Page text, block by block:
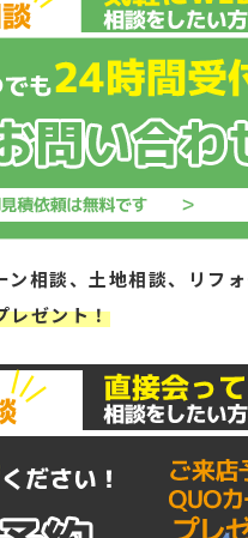
ン相談、土地相談、リフ
レゼント！